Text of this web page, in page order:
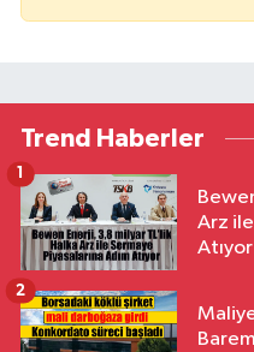
Trend Haberler
Arz ile
Atıyor
1
2